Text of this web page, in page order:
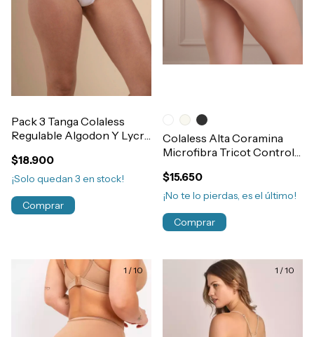
Pack 3 Tanga Colaless
Regulable Algodon Y Lycra
$18.900
¡Solo quedan 3 en stock!
Comprar
Colaless Alta Coramina
Microfibra Tricot Control
$15.650
¡No te lo pierdas, es el último!
Comprar
1 /10 1 /10